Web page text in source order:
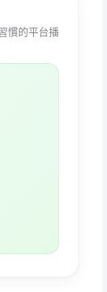
慣的平台播